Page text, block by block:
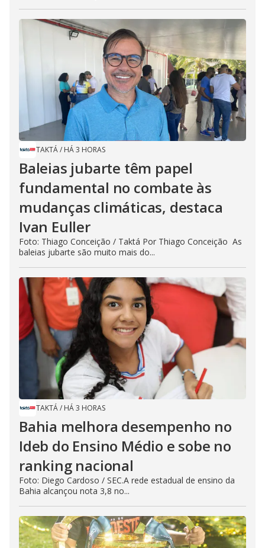
TAKTÁ/ HÁ 3 HORAS
Baleias jubarte têm papel
fundamental no combate às
mudanças climáticas, destaca
Ivan Euller
Foto: Thiago Conceição / Taktá Por Thiago Conceição As
baleias jubarte são muito mais do...
TAKTÁ/ HÁ 3 HORAS
Bahia melhora desempenho no
Ideb do Ensino Médio e sobe no
ranking nacional
Foto: Diego Cardoso / SEC.A rede estadual de ensino da
Bahia alcançou nota 3,8 no...